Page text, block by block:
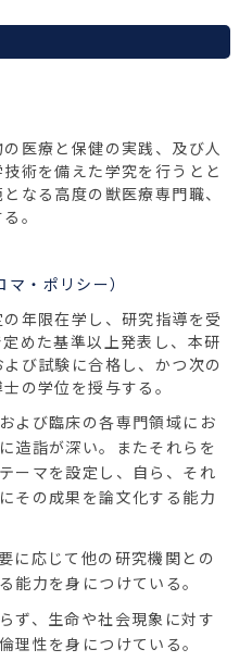
医療と保健の実践、及び人
術を備えた学究を行うとと
なる高度の獣医療専門職、
。
・ポリシー）
年限在学し、研究指導を受
めた基準以上発表し、本研
び試験に合格し、かつ次の
の学位を授与する。
よび臨床の各専門領域にお
造詣が深い。またそれらを
ーマを設定し、自ら、それ
その成果を論文化する能力
に応じて他の研究機関との
能力を身につけている。
ず、生命や社会現象に対す
理性を身につけている。